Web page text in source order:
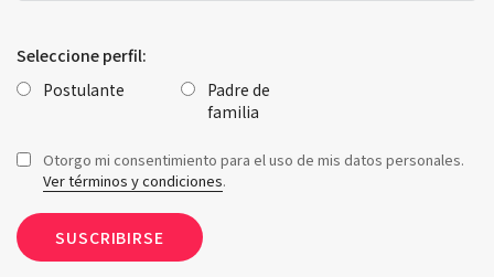
Seleccione perfil:
Postulante
Padre de
familia
Otorgo mi consentimiento para el uso de mis datos personales.
Ver términos y condiciones.